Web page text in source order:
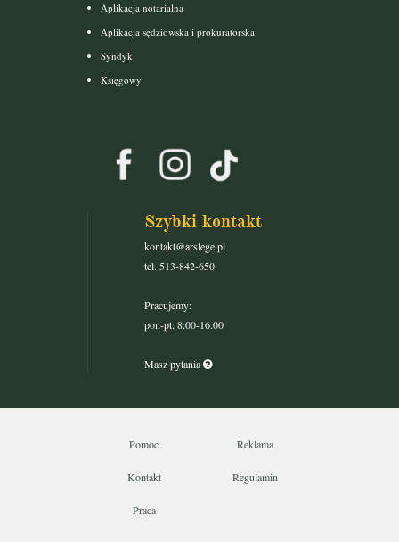
Aplikacja notarialna
Aplikacja sędziowska i prokuratorska
Syndyk
Księgowy
Szybki kontakt
kontakt@arslege.pl
tel. 513-842-650
Pracujemy:
pon-pt: 8:00-16:00
Masz pytania
Pomoc Reklama
Kontakt Regulamin
Praca